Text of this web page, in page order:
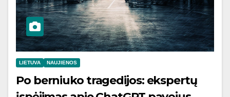
LIETUVA NAUJIENOS
Po berniuko tragedijos: ekspertų